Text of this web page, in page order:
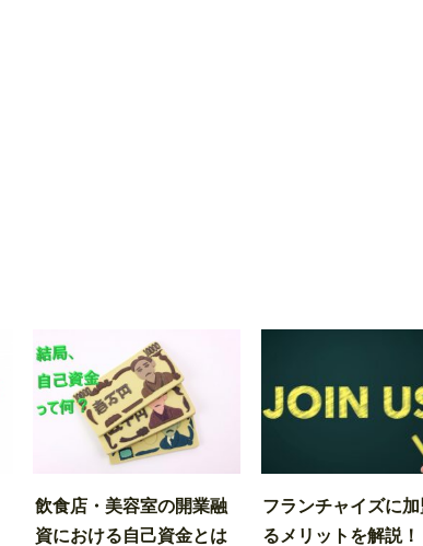
飲食店・美容室の開業融
資における自己資金とは
フランチャイズに
るメリットを解説！